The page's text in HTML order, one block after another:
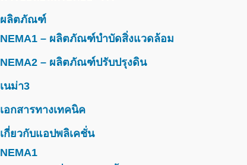
ผลิตภัณฑ์
NEMA1 – ผลิตภัณฑ์บำบัดสิ่งแวดล้อม
NEMA2 – ผลิตภัณฑ์ปรับปรุงดิน
เนม่า3
เอกสารทางเทคนิค
เกี่ยวกับแอปพลิเคชั่น
NEMA1